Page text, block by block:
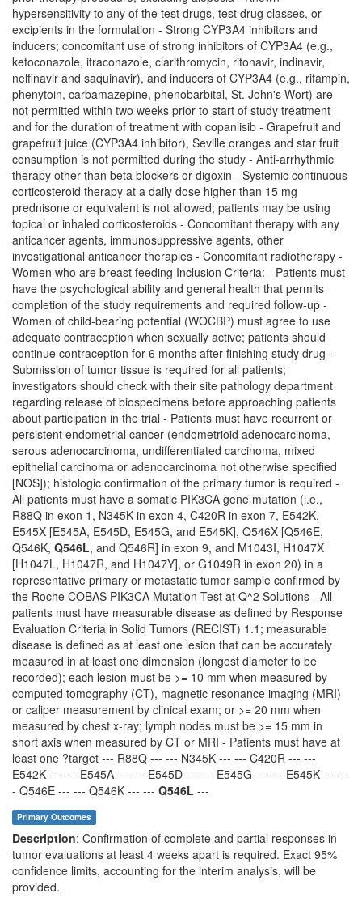
Q546L, and Q546R] in exon 9, and M1043I, H1047X
[H1047L, H1047R, and H1047Y], or G1049R in exon 20) in a
representative primary or metastatic tumor sample confirmed by
the Roche COBAS PIK3CA Mutation Test at Q^2 Solutions - All
patients must have measurable disease as defined by Response
Evaluation Criteria in Solid Tumors (RECIST) 1.1; measurable
disease is defined as at least one lesion that can be accurately
measured in at least one dimension (longest diameter to be
recorded); each lesion must be >= 10 mm when measured by
computed tomography (CT), magnetic resonance imaging (MRI)
or caliper measurement by clinical exam; or >= 20 mm when
measured by chest x-ray; lymph nodes must be >= 15 mm in
short axis when measured by CT or MRI - Patients must have at
least one ?target --- R88Q --- --- N345K --- --- C420R --- ---
E542K --- --- E545A --- --- E545D --- --- E545G --- --- E545K --- --
- Q546E --- --- Q546K --- --- Q546L ---
Primary Outcomes
Description: Confirmation of complete and partial responses in
tumor evaluations at least 4 weeks apart is required. Exact 95%
confidence limits, accounting for the interim analysis, will be
provided.